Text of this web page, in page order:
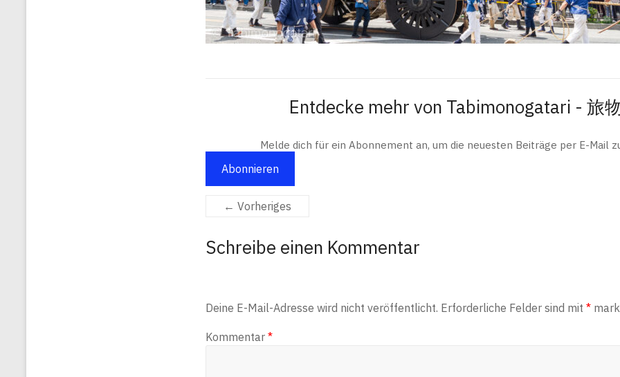
Entdecke mehr von Tabimonogatari - 旅
Melde dich für ein Abonnement an, um die neuesten Beiträge per E-Mail
Abonnieren
← Vorheriges
Schreibe einen Kommentar
Deine E-Mail-Adresse wird nicht veröffentlicht. Erforderliche Felder sind mit *
Kommentar *